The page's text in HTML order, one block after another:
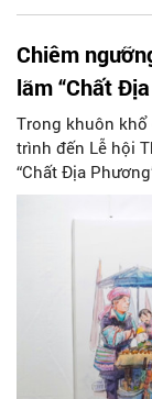
Chiêm
lãm “Chất
Trong khuôn khổ
trình đến Lễ hội
“Chất Địa
98 nghệ sĩ trong
động vào tháng 5/